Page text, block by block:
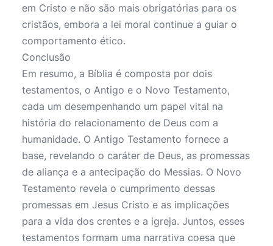
em Cristo e não são mais obrigatórias para os
cristãos, embora a lei moral continue a guiar o
comportamento ético.
Conclusão
Em resumo, a Bíblia é composta por dois
testamentos, o Antigo e o Novo Testamento,
cada um desempenhando um papel vital na
história do relacionamento de Deus com a
humanidade. O Antigo Testamento fornece a
base, revelando o caráter de Deus, as promessas
de aliança e a antecipação do Messias. O Novo
Testamento revela o cumprimento dessas
promessas em Jesus Cristo e as implicações
para a vida dos crentes e a igreja. Juntos, esses
testamentos formam uma narrativa coesa que